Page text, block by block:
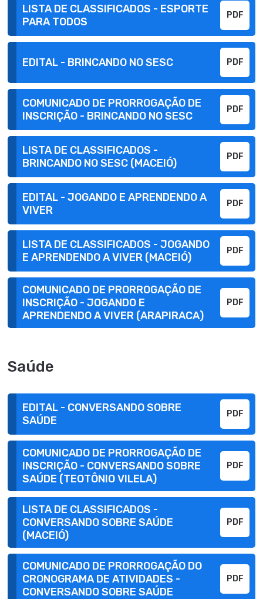
LISTA DE CLASSIFICADOS - ESPORTE
PARA TODOS
PDF
EDITAL - BRINCANDO NO SESC PDF
COMUNICADO DE PRORROGAÇÃO DE
INSCRIÇÃO - BRINCANDO NO SESC
PDF
LISTA DE CLASSIFICADOS -
BRINCANDO NO SESC (MACEIÓ)
PDF
EDITAL - JOGANDO E APRENDENDO A
VIVER
PDF
LISTA DE CLASSIFICADOS - JOGANDO
E APRENDENDO A VIVER (MACEIÓ)
PDF
COMUNICADO DE PRORROGAÇÃO DE
INSCRIÇÃO - JOGANDO E
APRENDENDO A VIVER (ARAPIRACA)
PDF
Saúde
EDITAL - CONVERSANDO SOBRE
SAÚDE
PDF
COMUNICADO DE PRORROGAÇÃO DE
INSCRIÇÃO - CONVERSANDO SOBRE
SAÚDE (TEOTÔNIO VILELA)
PDF
LISTA DE CLASSIFICADOS -
CONVERSANDO SOBRE SAÚDE
(MACEIÓ)
PDF
COMUNICADO DE PRORROGAÇÃO DO
CRONOGRAMA DE ATIVIDADES -
CONVERSANDO SOBRE SAÚDE
PDF